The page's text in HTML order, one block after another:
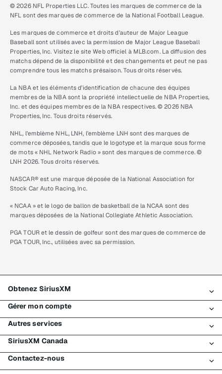
© 2026 NFL Properties LLC. Toutes les marques de commerce de la
NFL sont des marques de commerce de la National Football League.
Les marques de commerce et droits d’auteur de Major League
Baseball sont utilisés avec la permission de Major League Baseball
Properties, Inc. Visitez le site Web officiel à MLB.com. La diffusion des
matchs dépend de la disponibilité et des changements et peut ne pas
comprendre tous les matchs présaison. Tous droits réservés.
La NBA et les éléments d’identification de chacune des équipes
membres de la NBA sont la propriété intellectuelle de NBA Properties,
Inc. et des équipes membres de la NBA respectives. © 2026 NBA
Properties, Inc. Tous droits réservés.
NHL, l’emblème NHL, LNH, l’emblème LNH sont des marques de
commerce déposées, tandis que le logotype et la marque sous forme
de mots « NHL Network Radio » sont des marques de commerce. ©
LNH 2026. Tous droits réservés.
NASCAR® est une marque déposée de la National Association for
Stock Car Auto Racing, Inc.
« NCAA » et le logo de ballon de basketball de la NCAA sont des
marques déposées de la National Collegiate Athletic Association.
PGA TOUR et le dessin de golfeur sont des marques de commerce de
PGA TOUR, Inc., utilisées avec sa permission.
Obtenez SiriusXM
Tous les forfaits
Mon essai SiriusXM
Mon abonnement
Essai gratuit de SiriusXM
Magasiner
Gérer mon compte
Connexion
Enregistrement
Effectuer un paiement
Transfert de service
Autres services
Traffic et Travel
Entreprises
SiriusXM Canada
À propos de SiriusXM
Contactez-nous